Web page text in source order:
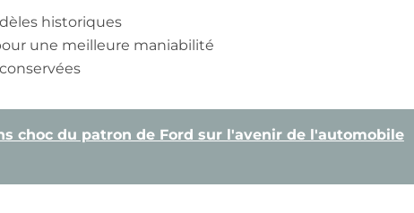
historiques
une meilleure maniabilité
choc du patron de Ford sur l'avenir de l'automobile